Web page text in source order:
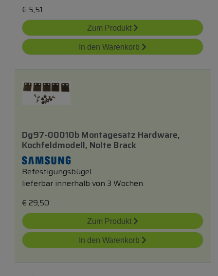
€ 5,51
Zum Produkt
In den Warenkorb
Dg97-00010b Montagesatz Hardware,
Kochfeldmodell, Nolte Brack
Befestigungsbügel
lieferbar innerhalb von 3 Wochen
€ 29,50
Zum Produkt
In den Warenkorb